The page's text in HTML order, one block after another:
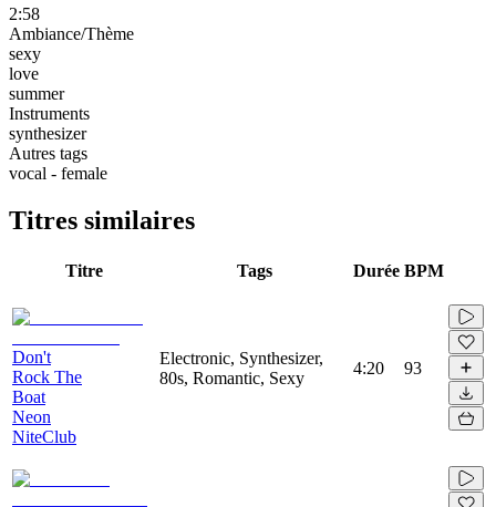
2:58
Ambiance/Thème
sexy
love
summer
Instruments
synthesizer
Autres tags
vocal - female
Titres similaires
Titre Tags Durée BPM
Don't
Rock The
Boat
Neon
NiteClub
Electronic, Synthesizer,
80s, Romantic, Sexy
4:20 93